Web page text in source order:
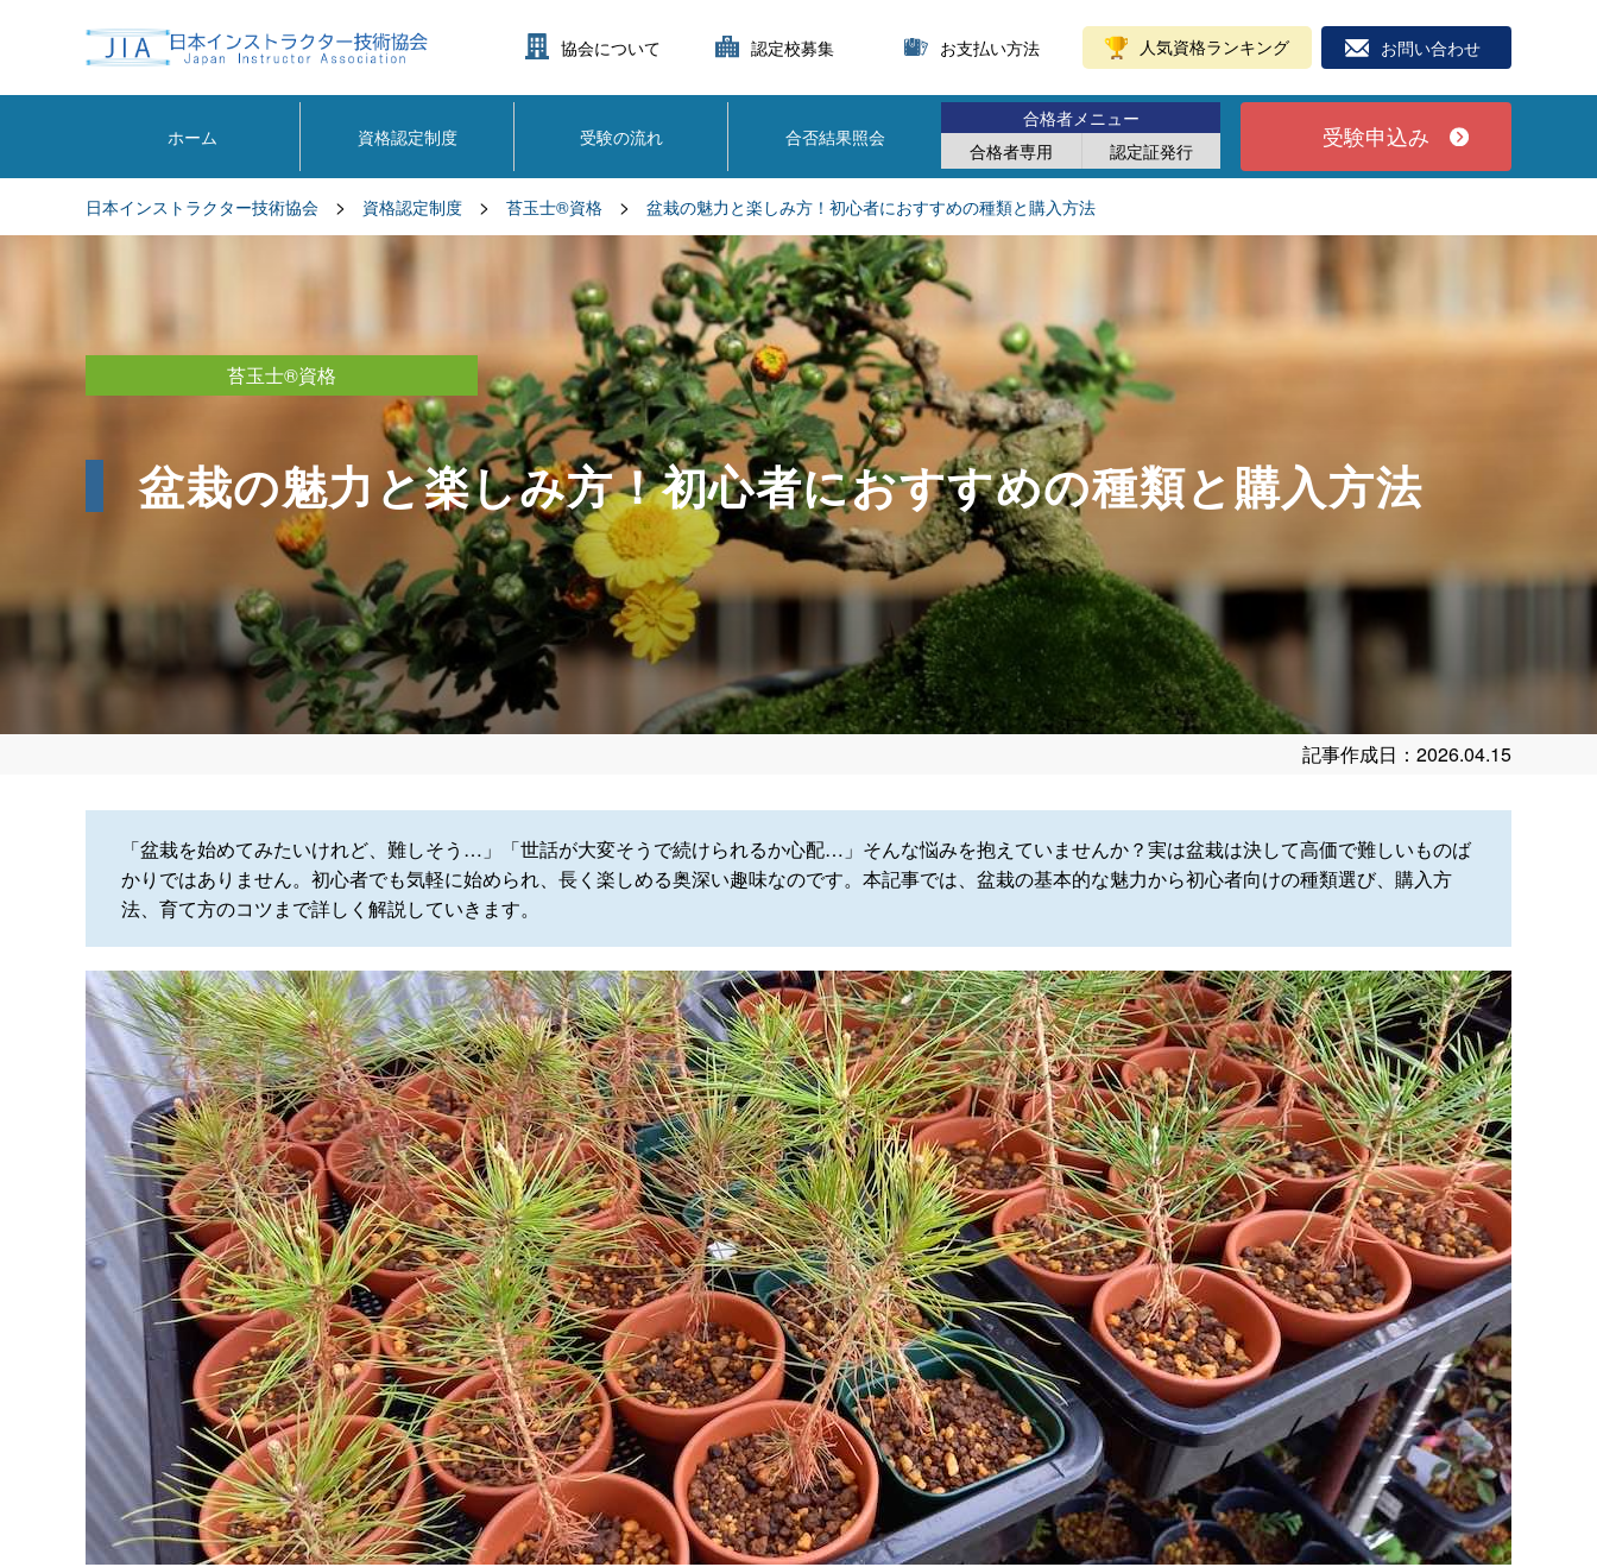
協会について 認定校募集 お支払い方法 人気資格ランキング お問い合わせ
ホーム 資格認定制度 受験の流れ 合否結果照会
合格者メニュー
合格者専用
認定証発行 受験申込み
日本インストラクター技術協会 > 資格認定制度 > 苔玉士®資格 > 盆栽の魅力と楽しみ方！初心者におすすめの種類と購入方法
苔玉士®資格
盆栽の魅力と楽しみ方！初心者におすすめの種類と購入方法
記事作成日：2026.04.15
「盆栽を始めてみたいけれど、難しそう…」「世話が大変そうで続けられるか心配…」そんな悩みを抱えていませんか？実は盆栽は決して高価で難しいものば
かりではありません。初心者でも気軽に始められ、長く楽しめる奥深い趣味なのです。本記事では、盆栽の基本的な魅力から初心者向けの種類選び、購入方
法、育て方のコツまで詳しく解説していきます。